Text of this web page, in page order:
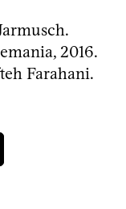
2016.
Farahani.